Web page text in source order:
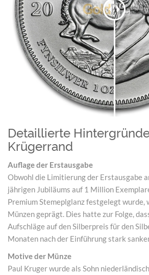
Detaillierte
Krügerrand
Auflage der Erstausgabe
Obwohl die Limitierung der Erstausgabe
jährigen Jubiläums auf 1 Million
Premium Stemeplglanz festgelegt wurde,
Münzen geprägt. Dies hatte zur Folge,
Aufschläge auf den Silberpreis für den
Monaten nach der Einführung stark
Motive der Münze
Paul Kruger wurde als Sohn